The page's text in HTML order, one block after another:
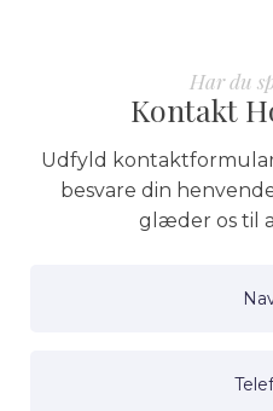
Har du
Kontakt
Udfyld
besvare din
glæder os til